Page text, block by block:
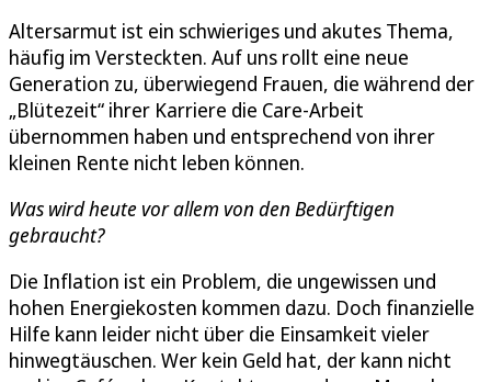
Altersarmut ist ein schwieriges und akutes Thema,
häufig im Versteckten. Auf uns rollt eine neue
Generation zu, überwiegend Frauen, die während der
„Blütezeit“ ihrer Karriere die Care-Arbeit
übernommen haben und entsprechend von ihrer
kleinen Rente nicht leben können.
Was wird heute vor allem von den Bedürftigen
gebraucht?
Die Inflation ist ein Problem, die ungewissen und
hohen Energiekosten kommen dazu. Doch finanzielle
Hilfe kann leider nicht über die Einsamkeit vieler
hinwegtäuschen. Wer kein Geld hat, der kann nicht